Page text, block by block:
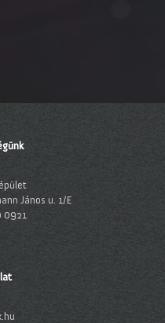
János u. 1/E
0921